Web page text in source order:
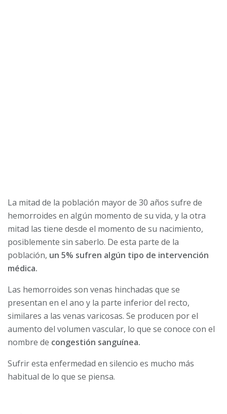
La mitad de la población mayor de 30 años sufre de
hemorroides en algún momento de su vida, y la otra
mitad las tiene desde el momento de su nacimiento,
posiblemente sin saberlo. De esta parte de la
población, un 5% sufren algún tipo de intervención
médica.
Las hemorroides son venas hinchadas que se
presentan en el ano y la parte inferior del recto,
similares a las venas varicosas. Se producen por el
aumento del volumen vascular, lo que se conoce con el
nombre de congestión sanguínea.
Sufrir esta enfermedad en silencio es mucho más
habitual de lo que se piensa.